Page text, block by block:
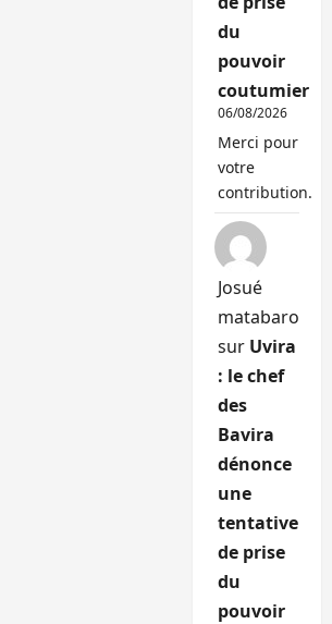
du
pouvoir
coutumier
06/08/2026
Merci pour
votre
contribution.
Josué
matabaro
sur Uvira
: le chef
des
Bavira
dénonce
une
tentative
de prise
du
pouvoir